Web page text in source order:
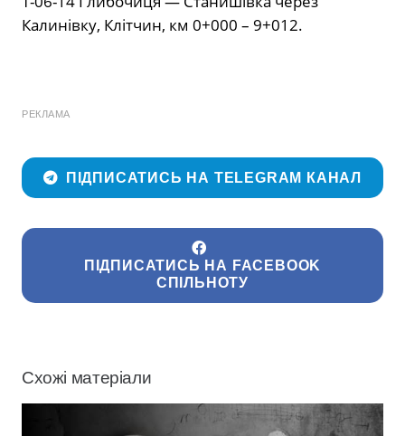
Калинівку, Клітчин, км 0+000 – 9+012.
РЕКЛАМА
ПІДПИСАТИСЬ НА TELEGRAM КАНАЛ
ПІДПИСАТИСЬ НА FACEBOOK
СПІЛЬНОТУ
Схожі матеріали